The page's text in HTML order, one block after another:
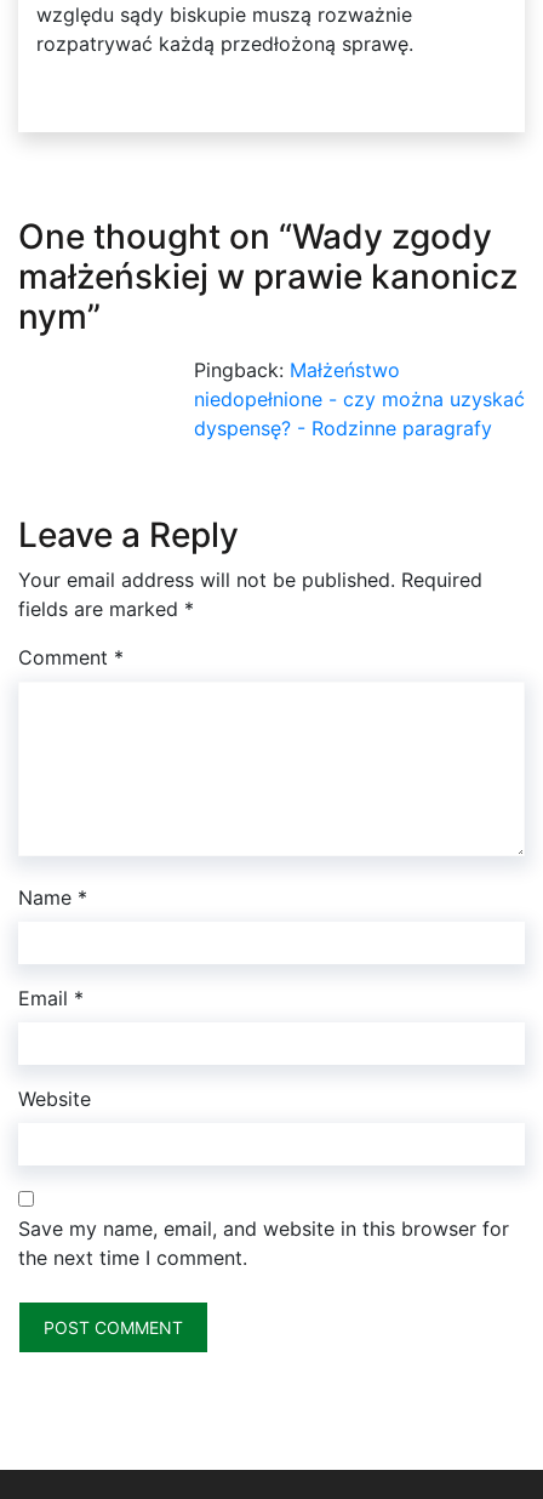
względu sądy biskupie muszą rozważnie
rozpatrywać każdą przedłożoną sprawę.
One thought on “Wady zgody
małżeńskiej w prawie kanonicz
nym”
Pingback: Małżeństwo
niedopełnione - czy można uzyskać
dyspensę? - Rodzinne paragrafy
Leave a Reply
Your email address will not be published. Required
fields are marked *
Comment *
Name *
Email *
Website
Save my name, email, and website in this browser for
the next time I comment.